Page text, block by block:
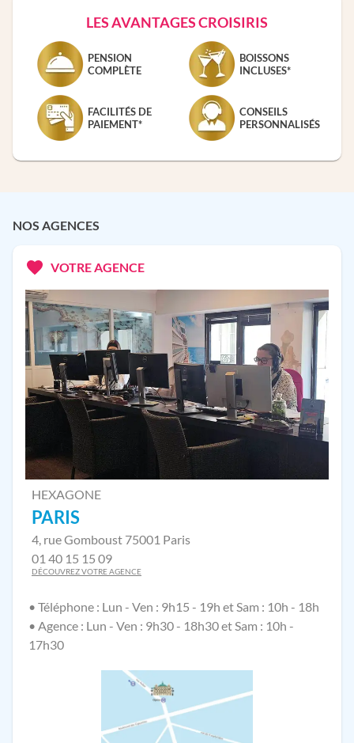
LES AVANTAGES CROISIRIS
PENSION
COMPLÈTE
BOISSONS
INCLUSES*
FACILITÉS DE
PAIEMENT*
CONSEILS
PERSONNALISÉS
NOS AGENCES
VOTRE AGENCE
HEXAGONE
PARIS
4, rue Gomboust 75001 Paris
01 40 15 15 09
DÉCOUVREZ VOTRE AGENCE
• Téléphone : Lun - Ven : 9h15 - 19h et Sam : 10h - 18h
• Agence : Lun - Ven : 9h30 - 18h30 et Sam : 10h -
17h30